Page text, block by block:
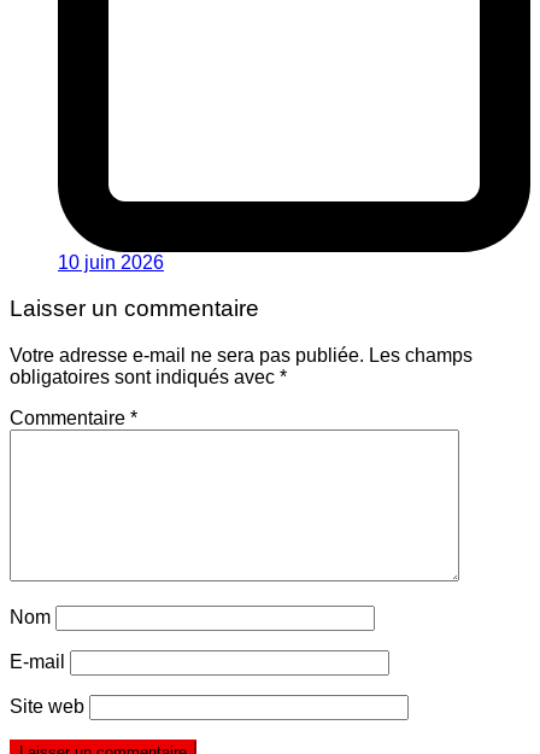
10 juin 2026
Laisser un commentaire
Votre adresse e-mail ne sera pas publiée. Les champs
obligatoires sont indiqués avec *
Commentaire *
Nom
E-mail
Site web